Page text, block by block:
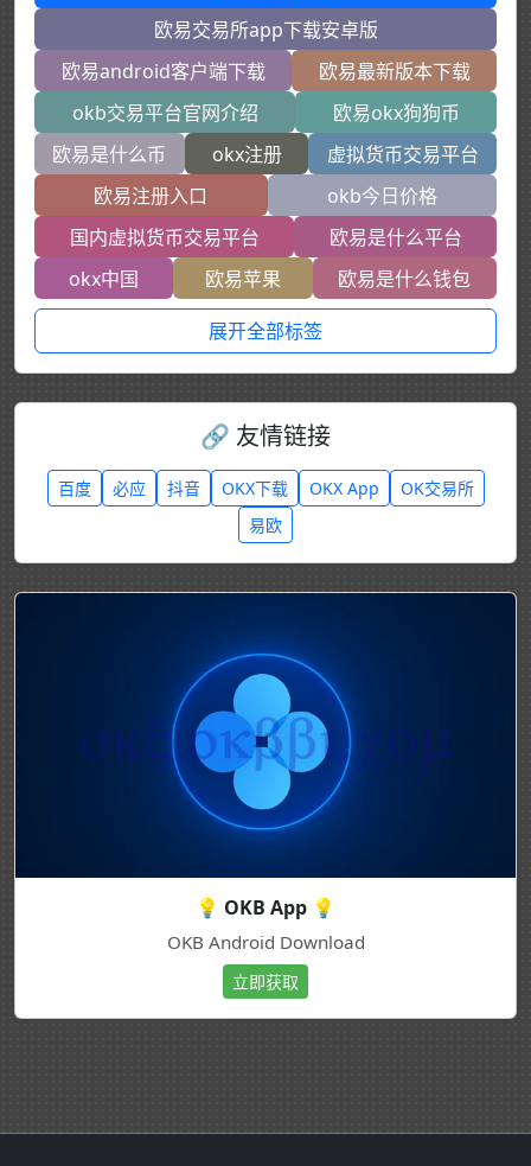
欧易交易所app下载安卓版
欧易android客户端下载
欧易最新版本下载
okb交易平台官网介绍
欧易okx狗狗币
欧易是什么币
okx注册
虚拟货币交易平台
欧易注册入口
okb今日价格
国内虚拟货币交易平台
欧易是什么平台
okx中国
欧易苹果 欧易是什么钱包
展开全部标签
🔗 友情链接
百度 必应 抖音 OKX下载 OKX App
OK交易所
易欧
💡 OKB App 💡
OKB Android Download
立即获取